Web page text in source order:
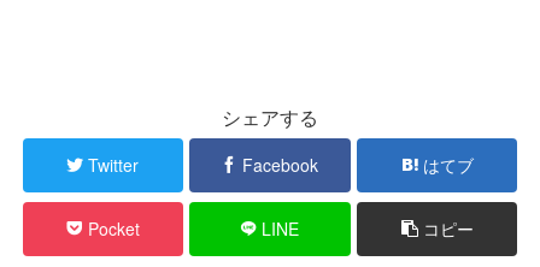
シェアする
Twitter Facebook はてブ
Pocket LINE コピー